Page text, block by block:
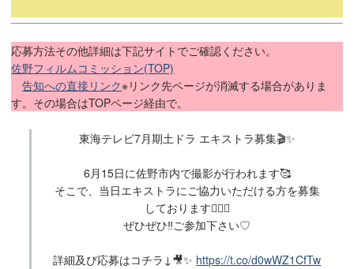
応募方法その他詳細は下記サイトでご確認ください。
佐野フィルムコミッション(TOP)
告知への直接リンク※リンク先ページが消滅する場合がありま
す。その場合はTOPページ経由で。
東海テレビ7⽉期⼟ドラ エキストラ募集🎬✨
6月15日に佐野市内で撮影が行われます🥰
そこで、当日エキストラにご協力いただける方を募集
しております🙇‍♂️✨
ぜひぜひ‼︎ご参加下さい♡
詳細及び応募はコチラ↓🎥✨ https://t.co/d0wWZ1CfTw